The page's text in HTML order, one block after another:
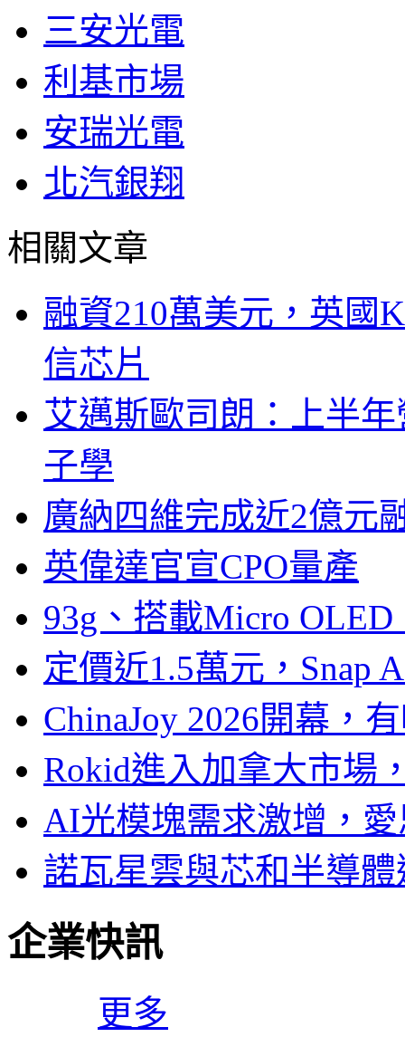
三安光電
利基市場
安瑞光電
北汽銀翔
相關文章
融資210萬美元，英國
信芯片
艾邁斯歐司朗：上半
子學
廣納四維完成近2億元
英偉達官宣CPO量產
93g、搭載Micro
定價近1.5萬元，Snap
ChinaJoy 2026開幕，
Rokid進入加拿大市場
AI光模塊需求激增，
諾瓦星雲與芯和半導
企業快訊
更多